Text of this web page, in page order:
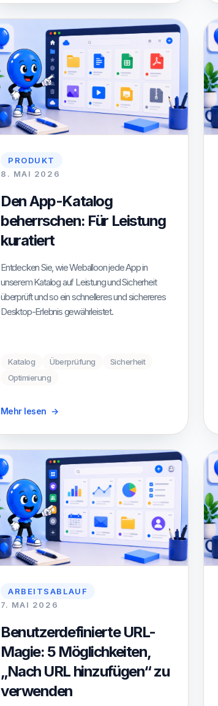
PRODUKT
8. MAI 2026
Den App-Katalog
beherrschen: Für Leistung
kuratiert
Entdecken Sie, wie Weballoon jede App in
unserem Katalog auf Leistung und Sicherheit
überprüft und so ein schnelleres und sichereres
Desktop-Erlebnis gewährleistet.
Katalog Überprüfung
Sicherheit
Optimierung
Mehr lesen →
ARBEITSABLAUF
7. MAI 2026
Benutzerdefinierte URL-
Magie: 5 Möglichkeiten,
„Nach URL hinzufügen“ zu
verwenden